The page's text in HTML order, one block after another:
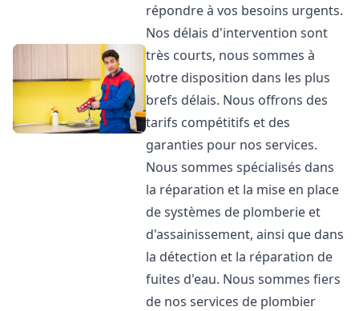
répondre à vos besoins urgents.
Nos délais d'intervention sont
très courts, nous sommes à
votre disposition dans les plus
brefs délais. Nous offrons des
tarifs compétitifs et des
garanties pour nos services.
Nous sommes spécialisés dans
la réparation et la mise en place
de systèmes de plomberie et
d'assainissement, ainsi que dans
la détection et la réparation de
fuites d'eau. Nous sommes fiers
de nos services de plombier